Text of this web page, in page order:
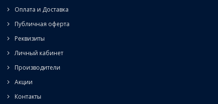
Оплата и Доставка
Публичная оферта
Реквизиты
Личный кабинет
Производители
Акции
Контакты